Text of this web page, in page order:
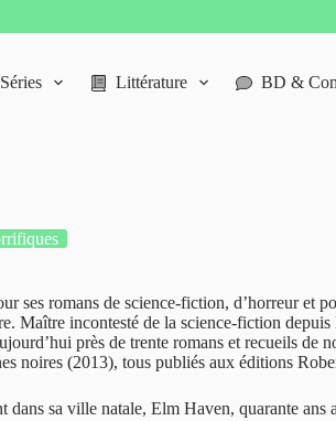
Séries Littérature BD &
ses romans de science-fiction, d’horreur et
Maître incontesté de la science-fiction
près de trente romans et recueils de
noires (2013), tous publiés aux éditions
sa ville natale, Elm Haven, quarante